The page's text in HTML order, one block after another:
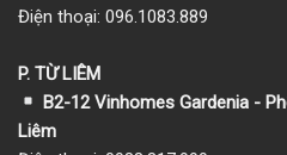
Điện thoại: 096.1083.889
P. TỪ LIÊM
B2-12 Vinhomes Gardenia -
Liêm